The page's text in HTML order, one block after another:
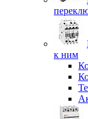
к ним